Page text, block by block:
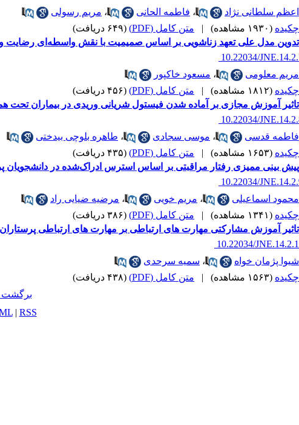
اعظم سلطانی نژاد
، فاطمه الحانی ، مریم رسولی
چکیده (۱۹۳۰ مشاهده) | متن کامل (PDF)
(۶۴۹ دریافت)
تدوین مدل علی تعهد زناشویی بر اساس صمیمیت با نقش واسطه‌ای رضایت
10.22034/
مریم معلومی
، مسعود خاکپور
چکیده (۱۸۱۲ مشاهده) | متن کامل (PDF)
(۴۵۶ دریافت)
تاثیر آموزش مجازی بر آماده شدن فیستول شریانی وریدی در بیماران تحت
10.22034/
فاطمه قدسی
، موسی سجادی ، طاهره بلوچی بیدختی
چکیده (۱۶۵۳ مشاهده) | متن کامل (PDF)
(۴۳۵ دریافت)
پیش بینی ممیزی رفتار مراقبتی بر اساس استرس ادراک‌شده در دانشجویان
10.22034/
محمود اسماعیلی
، مریم خویی ، مرضیه ضیایی راد
چکیده (۱۳۴۱ مشاهده) | متن کامل (PDF)
(۳۸۶ دریافت)
تاثیر آموزش مشارکتی مهارت های ارتباطی بر مهارت های ارتباطی
10.22034/
شیوا پژمان خواه
، سمیه سرحدی
چکیده (۱۵۶۳ مشاهده) | متن کامل (PDF)
(۴۳۸ دریافت)
برگشت
| RSS